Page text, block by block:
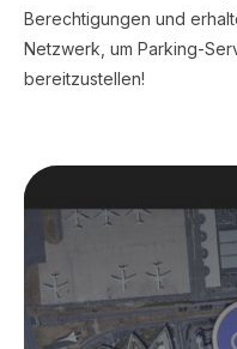
Berechtigungen und
Netzwerk, um Parking-
bereitzustellen!